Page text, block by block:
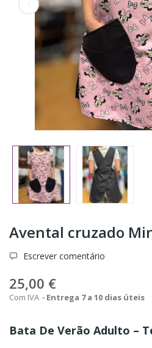
Avental cruzado
Escrever comentário
25,00 €
Com IVA Entrega 7 a 10 dias úteis
Bata De Verão Adulto –